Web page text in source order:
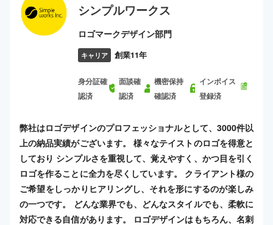
シンプルワークス
ロゴマークデザイン部門
キャリア 創業11年
身分証確
認済
面談確
認済
機密保持
確認済
インボイス
登録済
弊社はロゴデザインのプロフェッショナルとして、3000件以
上の納品実績がございます。 様々なテイストのロゴを得意と
しており シンプルさを重視して、覚えやすく、かつ目を引く
ロゴを作ることに全力を尽くしています。 クライアント様の
ご希望をしっかりヒアリングし、それを形にするのが楽しみ
の一つです。 どんな業界でも、どんなスタイルでも、柔軟に
対応できる自信があります。 ロゴデザインはもちろん、名刺